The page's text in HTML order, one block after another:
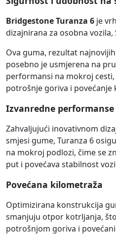
Bridgestone Turanza 6 je
dizajnirana za osobna vozila,
Ova guma, rezultat
posebno je usmjerena na
performansi na mokroj
potrošnje goriva i povećanje
Izvanredne
Zahvaljujući inovativnom
smjesi gume, Turanza 6
na mokroj podlozi, čime se
put i povećava stabilnost
Povećana kilometraža
Optimizirana konstrukcija
smanjuju otpor kotrljanja,
potrošnjom goriva i